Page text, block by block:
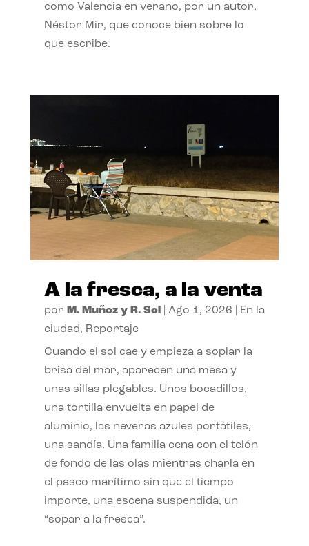
como Valencia en verano, por un autor,
Néstor Mir, que conoce bien sobre lo
que escribe.
A la fresca, a la venta
por M. Muñoz y R. Sol| Ago 1, 2026
En la
ciudad, Reportaje
Cuando el sol cae y empieza a soplar la
brisa del mar, aparecen una mesa y
unas sillas plegables. Unos bocadillos,
una tortilla envuelta en papel de
aluminio, las neveras azules portátiles,
una sandía. Una familia cena con el telón
de fondo de las olas mientras charla en
el paseo marítimo sin que el tiempo
importe, una escena suspendida, un
“sopar a la fresca”.